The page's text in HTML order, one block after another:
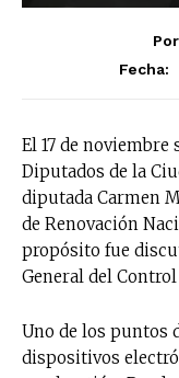
Fecha:
El 17 de noviembre
Diputados de la
diputada Carmen
de Renovación
propósito fue
General del
Uno de los puntos
dispositivos